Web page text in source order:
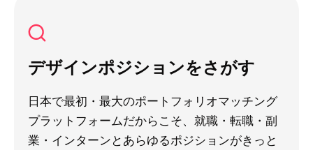
デザインポジションをさがす
日本で最初・最大のポートフォリオマッチング
プラットフォームだからこそ、就職・転職・副
業・インターンとあらゆるポジションがきっと